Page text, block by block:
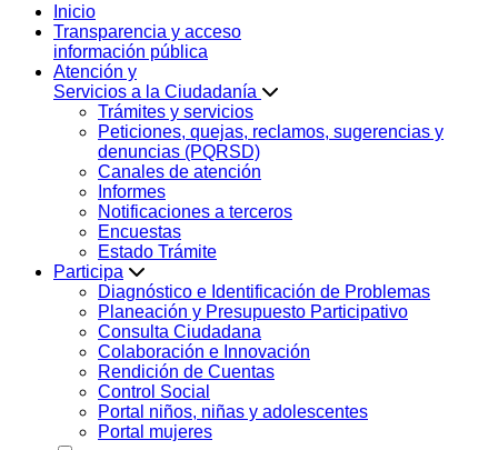
Inicio
Transparencia y acceso
información pública
Atención y
Servicios a la Ciudadanía
Trámites y servicios
Peticiones, quejas, reclamos, sugerencias y
denuncias (PQRSD)
Canales de atención
Informes
Notificaciones a terceros
Encuestas
Estado Trámite
Participa
Diagnóstico e Identificación de Problemas
Planeación y Presupuesto Participativo
Consulta Ciudadana
Colaboración e Innovación
Rendición de Cuentas
Control Social
Portal niños, niñas y adolescentes
Portal mujeres